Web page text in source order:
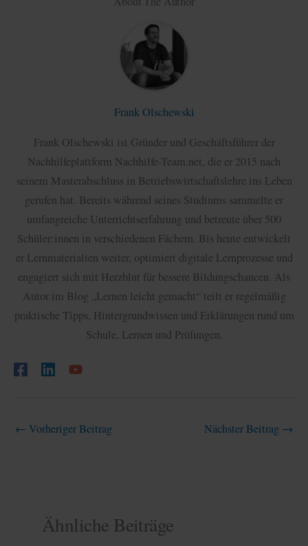
Frank Olschewski
Frank Olschewski ist Gründer und Geschäftsführer der
Nachhilfeplattform Nachhilfe-Team.net, die er 2015 nach
seinem Masterabschluss in Betriebswirtschaftslehre ins Leben
gerufen hat. Bereits während seines Studiums sammelte er
umfangreiche Unterrichtserfahrung und betreute über 500
Schüler:innen in verschiedenen Fächern. Bis heute entwickelt
er Lernmaterialien weiter, optimiert digitale Lernprozesse und
engagiert sich mit Herzblut für bessere Bildungschancen. Als
Autor im Blog „Lernen leicht gemacht“ teilt er regelmäßig
praktische Tipps, Hintergrundwissen und Erklärungen rund um
Schule, Lernen und Prüfungen.
← Vorheriger Beitrag Nächster Beitrag →
Ähnliche Beiträge